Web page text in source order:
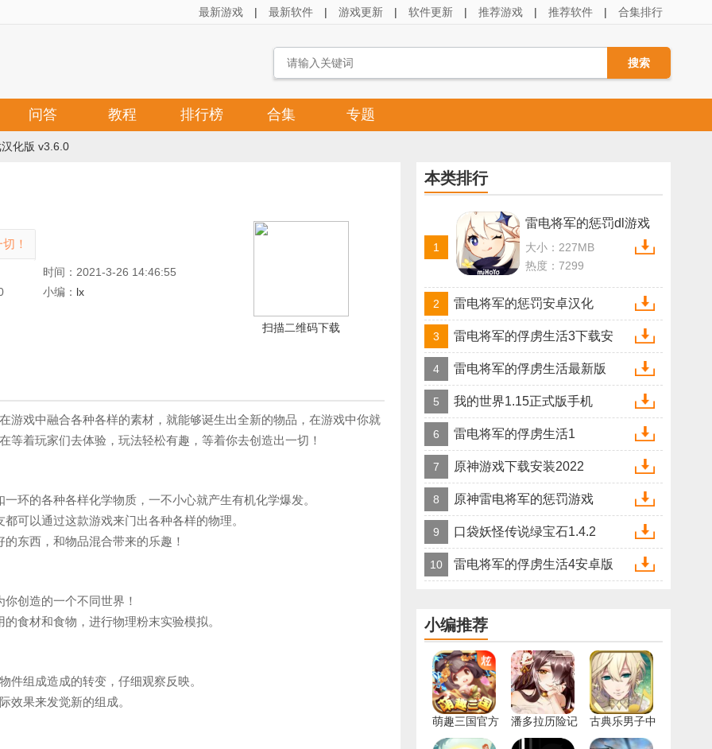
最新游戏 | 最新软件 | 游戏更新 | 软件更新 | 推荐游戏 | 推荐软件 | 合集排行
问答 教程 排行榜 合集 专题
化版 v3.6.0
！
时间：2021-3-26 14:46:55
小编： lx
扫描二维码下载
游戏中融合各种各样的素材，就能够诞生出全新的物品，在游戏中你就
着玩家们去体验，玩法轻松有趣，等着你去创造出一切！
环的各种各样化学物质，一不小心就产生有机化学爆发。
可以通过这款游戏来门出各种各样的物理。
东西，和物品混合带来的乐趣！
创造的一个不同世界！
食材和食物，进行物理粉末实验模拟。
件组成造成的转变，仔细观察反映。
效果来发觉新的组成。
本类排行
1
雷电将军的惩罚dl游戏
大小：227MB
热度：7299
2 雷电将军的惩罚安卓汉化
3
雷电将军的俘虏生活3下载安
装
4 雷电将军的俘虏生活最新版
5 我的世界1.15正式版手机
6 雷电将军的俘虏生活1
7 原神游戏下载安装2022
8 原神雷电将军的惩罚游戏
9 口袋妖怪传说绿宝石1.4.2
10 雷电将军的俘虏生活4安卓版
小编推荐
萌趣三国官方
版
潘多拉历险记
礼包码版
古典乐男子中
文安卓版